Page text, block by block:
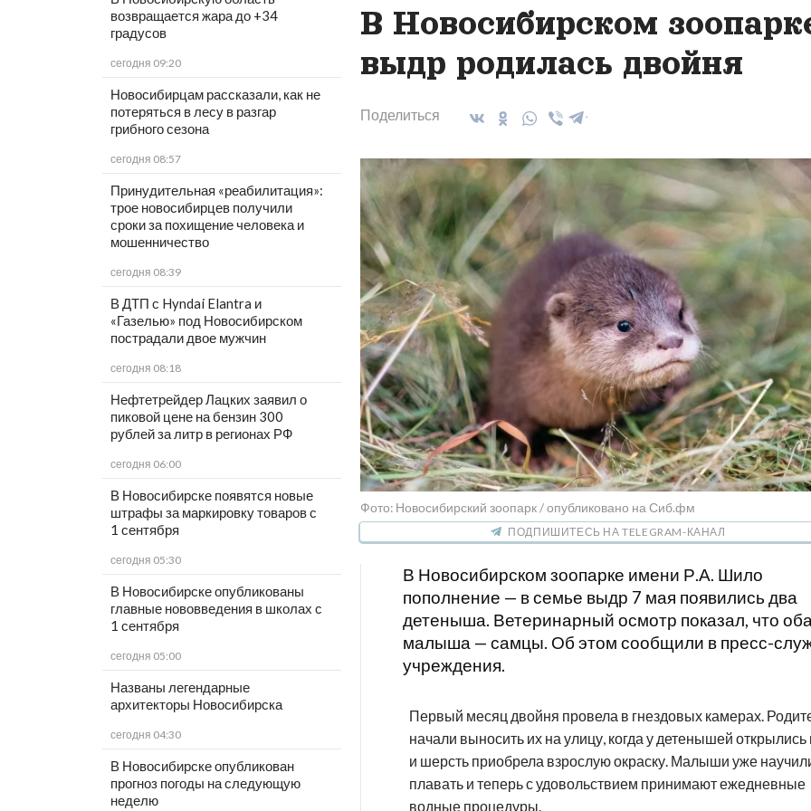
возвращается жара до +34
градусов
сегодня 09:20
Новосибирцам рассказали, как не
потеряться в лесу в разгар
грибного сезона
сегодня 08:57
Принудительная «реабилитация»:
трое новосибирцев получили
сроки за похищение человека и
мошенничество
сегодня 08:39
В ДТП с Hyndai Elantra и
«Газелью» под Новосибирском
пострадали двое мужчин
сегодня 08:18
Нефтетрейдер Лацких заявил о
пиковой цене на бензин 300
рублей за литр в регионах РФ
сегодня 06:00
В Новосибирске появятся новые
штрафы за маркировку товаров с
1 сентября
сегодня 05:30
В Новосибирске опубликованы
главные нововведения в школах с
1 сентября
сегодня 05:00
Названы легендарные
архитекторы Новосибирска
сегодня 04:30
В Новосибирске опубликован
прогноз погоды на следующую
неделю
В Новосибирском
выдр родилась двойня
Поделиться
Фото: Новосибирский зоопарк / опубликовано на Сиб.фм
ПОДПИШИТЕСЬ НА TELEGRAM-КАНАЛ
В Новосибирском зоопарке имени Р.А. Шило
пополнение — в семье выдр 7 мая появились два
детеныша. Ветеринарный осмотр показал, что
малыша — самцы. Об этом сообщили в пресс-
учреждения.
Первый месяц двойня провела в гнездовых камерах.
начали выносить их на улицу, когда у детенышей открылись
и шерсть приобрела взрослую окраску. Малыши уже
плавать и теперь с удовольствием принимают ежедневные
водные процедуры.